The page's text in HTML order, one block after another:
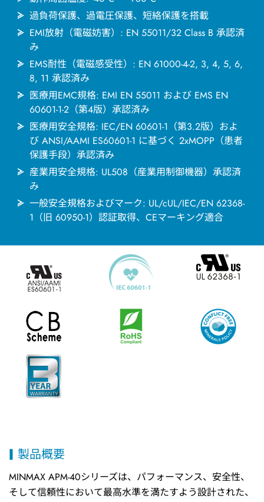
過負荷保護、過電圧保護、短絡保護を搭載
EMI放射（電磁妨害）: EN 55011/32 Class B 承認済
み
EMS耐性（電磁感受性）: EN 61000-4-2, 3, 4, 5, 6,
8, 11 承認済み
医療用EMC規格: EMI EN 55011 および EMS EN
60601-1-2（第4版）承認済み
医療用安全規格: IEC/EN 60601-1（第3.2版）およ
び ANSI/AAMI ES60601-1 に基づく 2xMOPP（患者
保護手段）承認済み
産業用安全規格: UL508（産業用制御機器）承認済
み
一般安全規格およびマーク: UL/cUL/IEC/EN 62368-
1（旧 60950-1）認証取得、CEマーキング適合
製品概要
MINMAX APM-40シリーズは、パフォーマンス、安全性、
そして信頼性において最高水準を満たすよう設計された、